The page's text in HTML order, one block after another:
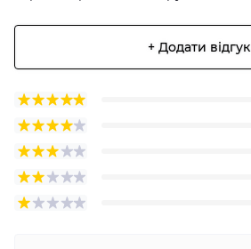
+ Додати відгук